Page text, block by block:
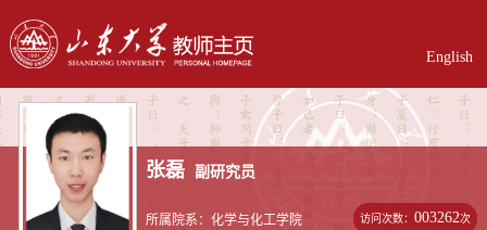
English
张磊 副研究员
所属院系：化学与化工学院 访问次数：003262次